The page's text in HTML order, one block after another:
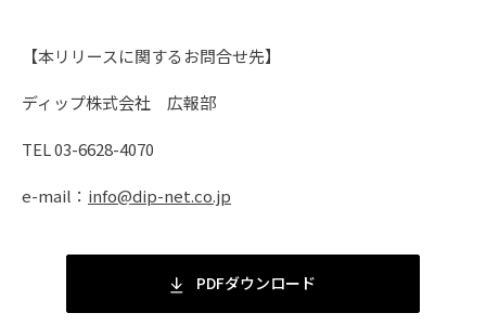
【本リリースに関するお問合せ先】
ディップ株式会社 広報部
TEL 03-6628-4070
e-mail： info@dip-net.co.jp
PDFダウンロード